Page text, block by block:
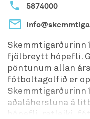
5874000
Skemmtigarðurinn
fjölbreytt hópefli.
pöntunum allan
fótboltagolfið er
Skemmtigarðurinn
aðaláhersluna á